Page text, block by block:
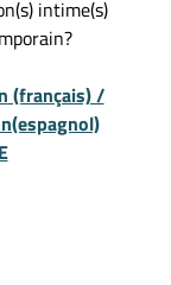
intime(s)
(français) /
(espagnol)